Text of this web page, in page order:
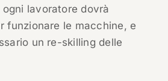
lavoratore dovrà
funzionare le macchine, e
un re-skilling delle